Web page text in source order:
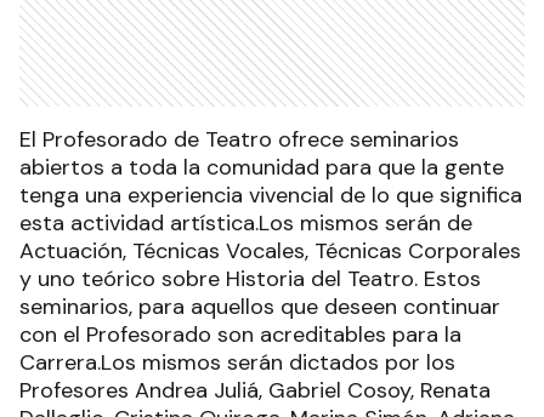
El Profesorado de Teatro ofrece seminarios
abiertos a toda la comunidad para que la gente
tenga una experiencia vivencial de lo que significa
esta actividad artística.Los mismos serán de
Actuación, Técnicas Vocales, Técnicas Corporales
y uno teórico sobre Historia del Teatro. Estos
seminarios, para aquellos que deseen continuar
con el Profesorado son acreditables para la
Carrera.Los mismos serán dictados por los
Profesores Andrea Juliá, Gabriel Cosoy, Renata